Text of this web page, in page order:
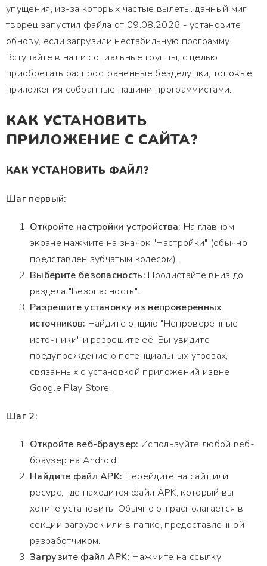
упущения, из-за которых частые вылеты. данный миг
творец запустил файла от 09.08.2026 - установите
обнову, если загрузили нестабильную программу.
Вступайте в наши социальные группы, с целью
приобретать распространенные безделушки, топовые
приложения собранные нашими программистами.
КАК УСТАНОВИТЬ
ПРИЛОЖЕНИЕ С САЙТА?
КАК УСТАНОВИТЬ ФАЙЛ?
Шаг первый:
Откройте настройки устройства: На главном
экране нажмите на значок "Настройки" (обычно
представлен зубчатым колесом).
Выберите безопасность: Пролистайте вниз до
раздела "Безопасность".
Разрешите установку из непроверенных
источников: Найдите опцию "Непроверенные
источники" и разрешите её. Вы увидите
предупреждение о потенциальных угрозах,
связанных с установкой приложений извне
Google Play Store.
Шаг 2:
Откройте веб-браузер: Используйте любой веб-
браузер на Android.
Найдите файл APK: Перейдите на сайт или
ресурс, где находится файл APK, который вы
хотите установить. Обычно он располагается в
секции загрузок или в папке, предоставленной
разработчиком.
Загрузите файл APK: Нажмите на ссылку